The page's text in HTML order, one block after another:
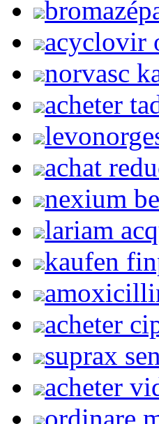
acyclovir
norvasc
acheter
achat
nexium
lariam
kaufen
acheter
suprax
acheter